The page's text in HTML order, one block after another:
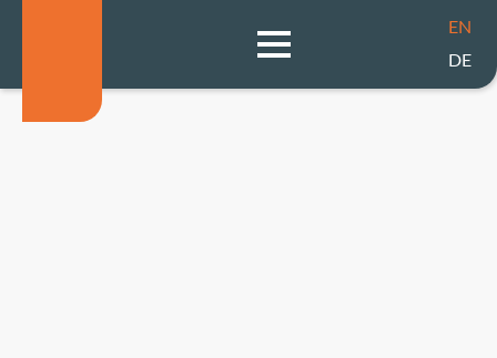
EN
DE